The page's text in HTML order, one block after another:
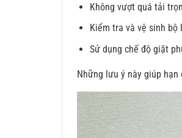
Không vượt quá tải
Kiểm tra và vệ sinh bộ
Sử dụng chế độ giặt
Những lưu ý này giúp